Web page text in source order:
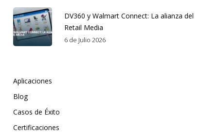
DV360 y Walmart Connect: La alianza del
Retail Media
6 de Julio 2026
Aplicaciones
Blog
Casos de Éxito
Certificaciones